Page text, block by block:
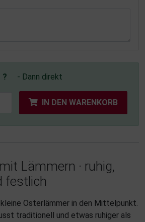
? - Dann direkt
IN DEN WARENKORB
Lämmern · ruhig,
festlich
Osterlämmer in den Mittelpunkt.
traditionell und etwas ruhiger als